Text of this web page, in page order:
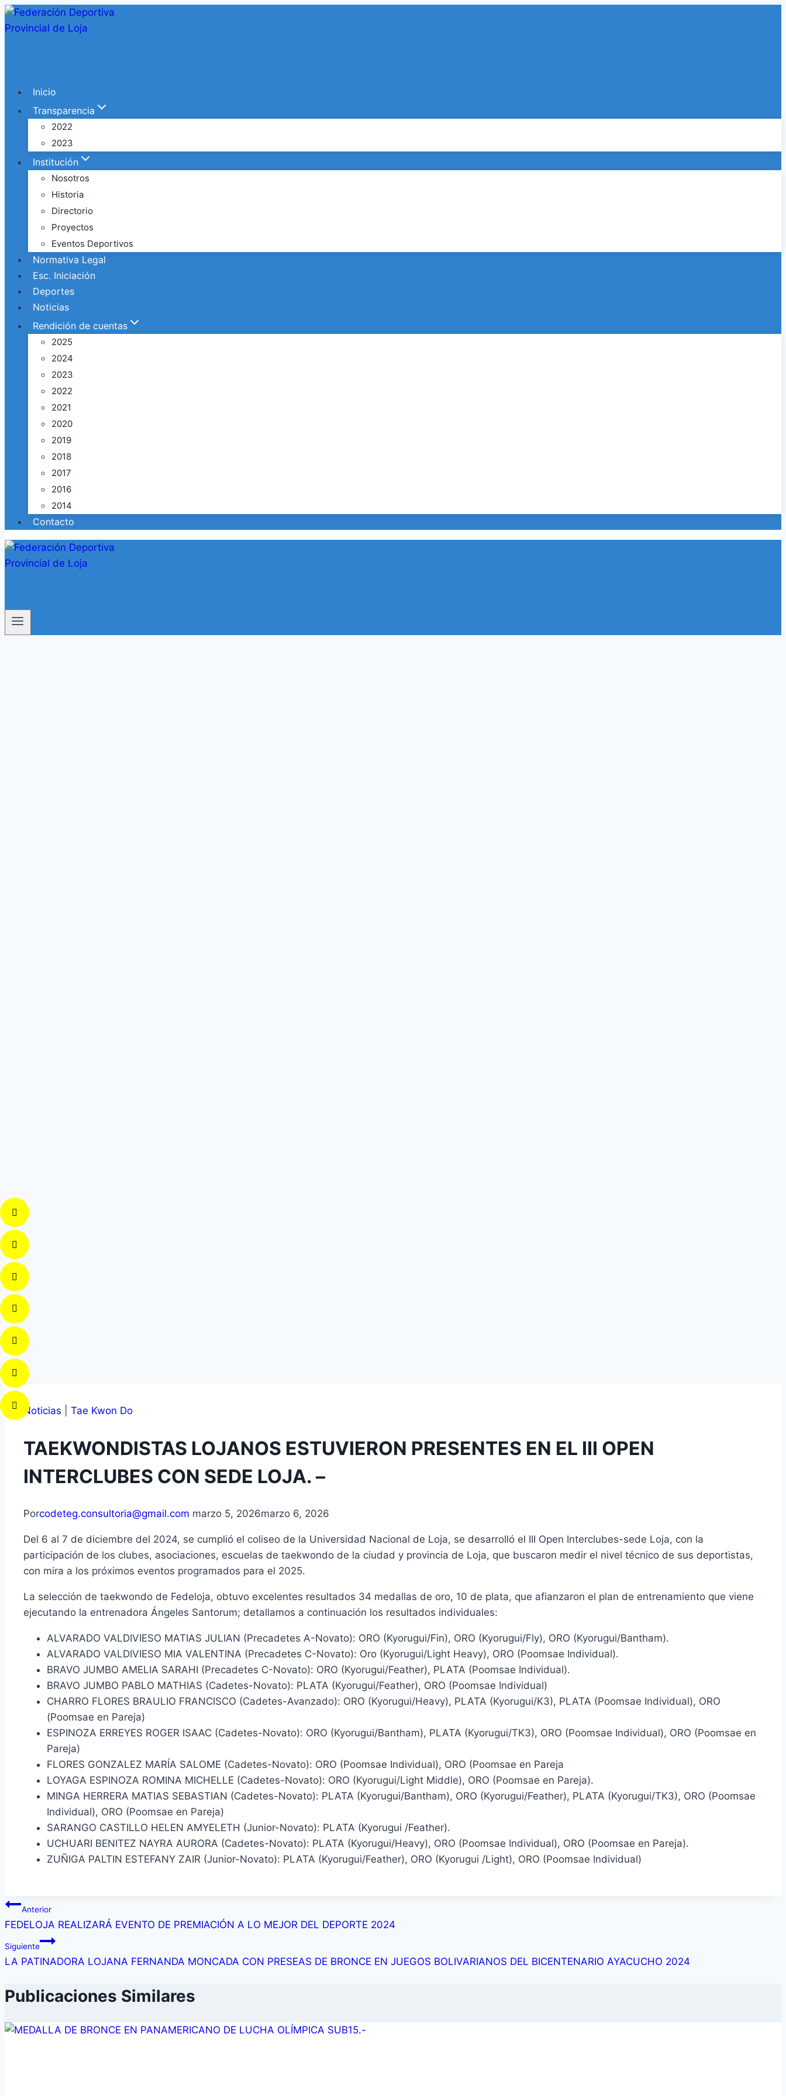
Inicio
Transparencia
2022
2023
Institución
Nosotros
Historia
Directorio
Proyectos
Eventos Deportivos
Normativa Legal
Esc. Iniciación
Deportes
Noticias
Rendición de cuentas
2025
2024
2023
2022
2021
2020
2019
2018
2017
2016
2014
Contacto
Noticias Tae Kwon Do
TAEKWONDISTAS LOJANOS ESTUVIERON PRESENTES EN EL III OPEN
INTERCLUBES CON SEDE LOJA. –
Porcodeteg.consultoria@gmail.com marzo 5, 2026marzo 6, 2026
Del 6 al 7 de diciembre del 2024, se cumplió el coliseo de la Universidad Nacional de Loja, se desarrolló el III Open Interclubes-sede Loja, con la
participación de los clubes, asociaciones, escuelas de taekwondo de la ciudad y provincia de Loja, que buscaron medir el nivel técnico de sus deportistas,
con mira a los próximos eventos programados para el 2025.
La selección de taekwondo de Fedeloja, obtuvo excelentes resultados 34 medallas de oro, 10 de plata, que afianzaron el plan de entrenamiento que viene
ejecutando la entrenadora Ángeles Santorum; detallamos a continuación los resultados individuales:
ALVARADO VALDIVIESO MATIAS JULIAN (Precadetes A-Novato): ORO (Kyorugui/Fin), ORO (Kyorugui/Fly), ORO (Kyorugui/Bantham).
ALVARADO VALDIVIESO MIA VALENTINA (Precadetes C-Novato): Oro (Kyorugui/Light Heavy), ORO (Poomsae Individual).
BRAVO JUMBO AMELIA SARAHI (Precadetes C-Novato): ORO (Kyorugui/Feather), PLATA (Poomsae Individual).
BRAVO JUMBO PABLO MATHIAS (Cadetes-Novato): PLATA (Kyorugui/Feather), ORO (Poomsae Individual)
CHARRO FLORES BRAULIO FRANCISCO (Cadetes-Avanzado): ORO (Kyorugui/Heavy), PLATA (Kyorugui/K3), PLATA (Poomsae Individual), ORO
(Poomsae en Pareja)
ESPINOZA ERREYES ROGER ISAAC (Cadetes-Novato): ORO (Kyorugui/Bantham), PLATA (Kyorugui/TK3), ORO (Poomsae Individual), ORO (Poomsae en
Pareja)
FLORES GONZALEZ MARÍA SALOME (Cadetes-Novato): ORO (Poomsae Individual), ORO (Poomsae en Pareja
LOYAGA ESPINOZA ROMINA MICHELLE (Cadetes-Novato): ORO (Kyorugui/Light Middle), ORO (Poomsae en Pareja).
MINGA HERRERA MATIAS SEBASTIAN (Cadetes-Novato): PLATA (Kyorugui/Bantham), ORO (Kyorugui/Feather), PLATA (Kyorugui/TK3), ORO (Poomsae
Individual), ORO (Poomsae en Pareja)
SARANGO CASTILLO HELEN AMYELETH (Junior-Novato): PLATA (Kyorugui /Feather).
UCHUARI BENITEZ NAYRA AURORA (Cadetes-Novato): PLATA (Kyorugui/Heavy), ORO (Poomsae Individual), ORO (Poomsae en Pareja).
ZUÑIGA PALTIN ESTEFANY ZAIR (Junior-Novato): PLATA (Kyorugui/Feather), ORO (Kyorugui /Light), ORO (Poomsae Individual)
Anterior
FEDELOJA REALIZARÁ EVENTO DE PREMIACIÓN A LO MEJOR DEL DEPORTE 2024
Siguiente
LA PATINADORA LOJANA FERNANDA MONCADA CON PRESEAS DE BRONCE EN JUEGOS BOLIVARIANOS DEL BICENTENARIO AYACUCHO 2024
Publicaciones Similares